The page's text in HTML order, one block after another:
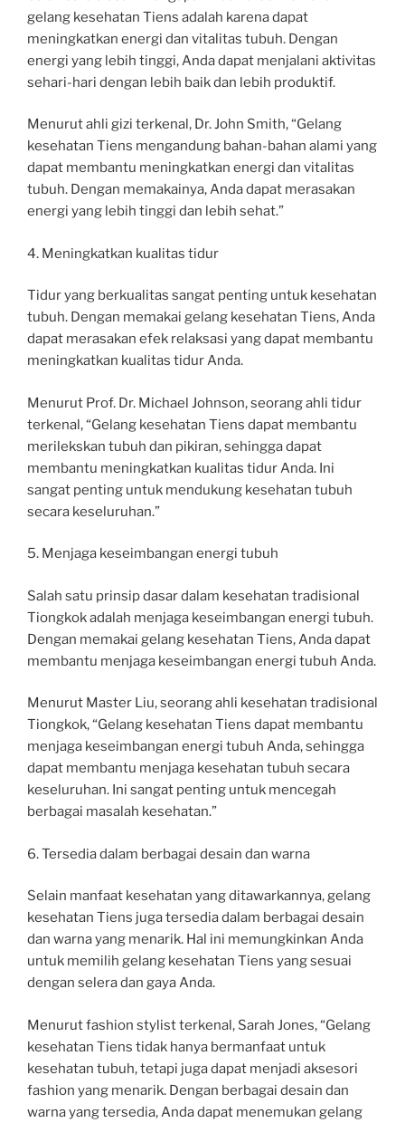
gelang kesehatan Tiens adalah karena dapat
meningkatkan energi dan vitalitas tubuh. Dengan
energi yang lebih tinggi, Anda dapat menjalani aktivitas
sehari-hari dengan lebih baik dan lebih produktif.
Menurut ahli gizi terkenal, Dr. John Smith, “Gelang
kesehatan Tiens mengandung bahan-bahan alami yang
dapat membantu meningkatkan energi dan vitalitas
tubuh. Dengan memakainya, Anda dapat merasakan
energi yang lebih tinggi dan lebih sehat.”
4. Meningkatkan kualitas tidur
Tidur yang berkualitas sangat penting untuk kesehatan
tubuh. Dengan memakai gelang kesehatan Tiens, Anda
dapat merasakan efek relaksasi yang dapat membantu
meningkatkan kualitas tidur Anda.
Menurut Prof. Dr. Michael Johnson, seorang ahli tidur
terkenal, “Gelang kesehatan Tiens dapat membantu
merilekskan tubuh dan pikiran, sehingga dapat
membantu meningkatkan kualitas tidur Anda. Ini
sangat penting untuk mendukung kesehatan tubuh
secara keseluruhan.”
5. Menjaga keseimbangan energi tubuh
Salah satu prinsip dasar dalam kesehatan tradisional
Tiongkok adalah menjaga keseimbangan energi tubuh.
Dengan memakai gelang kesehatan Tiens, Anda dapat
membantu menjaga keseimbangan energi tubuh Anda.
Menurut Master Liu, seorang ahli kesehatan tradisional
Tiongkok, “Gelang kesehatan Tiens dapat membantu
menjaga keseimbangan energi tubuh Anda, sehingga
dapat membantu menjaga kesehatan tubuh secara
keseluruhan. Ini sangat penting untuk mencegah
berbagai masalah kesehatan.”
6. Tersedia dalam berbagai desain dan warna
Selain manfaat kesehatan yang ditawarkannya, gelang
kesehatan Tiens juga tersedia dalam berbagai desain
dan warna yang menarik. Hal ini memungkinkan Anda
untuk memilih gelang kesehatan Tiens yang sesuai
dengan selera dan gaya Anda.
Menurut fashion stylist terkenal, Sarah Jones, “Gelang
kesehatan Tiens tidak hanya bermanfaat untuk
kesehatan tubuh, tetapi juga dapat menjadi aksesori
fashion yang menarik. Dengan berbagai desain dan
warna yang tersedia, Anda dapat menemukan gelang